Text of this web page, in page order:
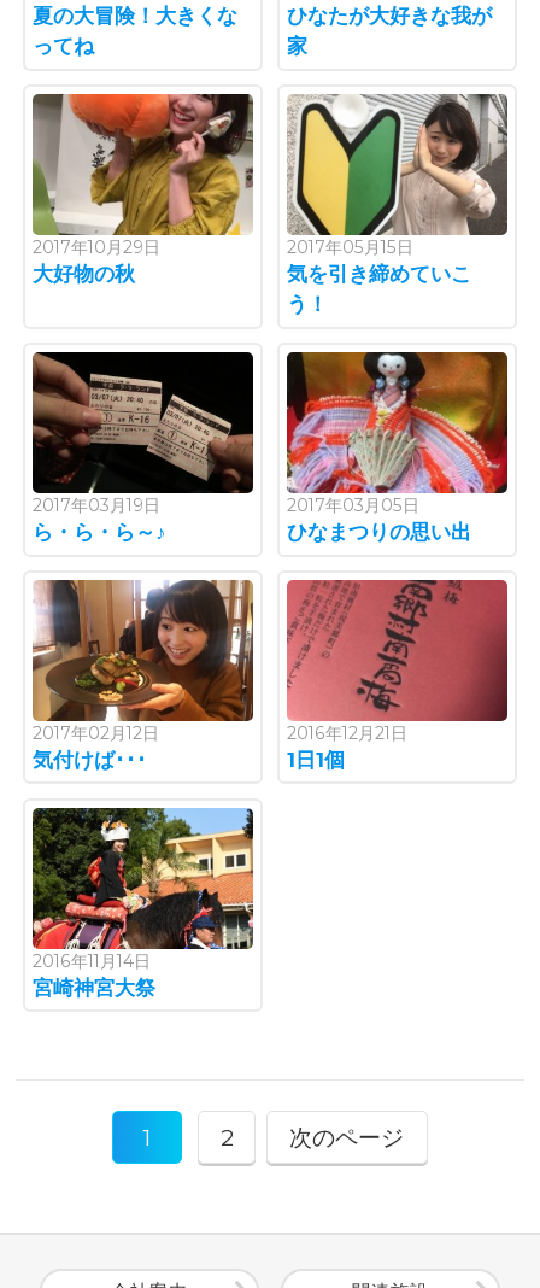
夏の大冒険！大きくな
ってね
ひなたが大好きな我が
家
2017年10月29日
大好物の秋
2017年05月15日
気を引き締めていこ
う！
2017年03月19日
ら・ら・ら～♪
2017年03月05日
ひなまつりの思い出
2017年02月12日
気付けば･･･
2016年12月21日
1日1個
2016年11月14日
宮崎神宮大祭
1 2 次のページ